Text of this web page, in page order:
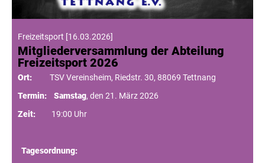
Freizeitsport [16.03.2026]
Mitgliederversammlung der Abteilung
Freizeitsport 2026
Ort: TSV Vereinsheim, Riedstr. 30, 88069 Tettnang
Termin: Samstag, den 21. März 2026
Zeit: 19:00 Uhr
Tagesordnung: